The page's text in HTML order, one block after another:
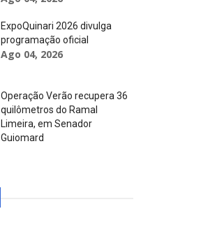
ExpoQuinari 2026 divulga
programação oficial
Ago 04, 2026
Operação Verão recupera 36
quilômetros do Ramal
Limeira, em Senador
Guiomard